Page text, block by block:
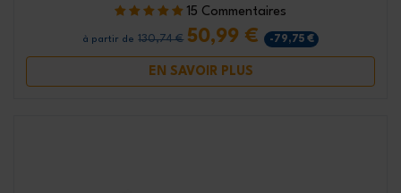
15 Commentaires
à partir de 130,74 € 50,99 € -79,75 €
EN SAVOIR PLUS